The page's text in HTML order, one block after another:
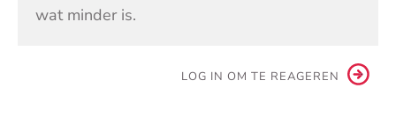
wat minder is.
LOG IN OM TE REAGEREN